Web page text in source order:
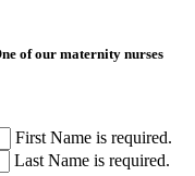
of our maternity nurses
First Name is required.
Last Name is required.